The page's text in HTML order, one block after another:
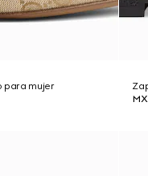
para mujer